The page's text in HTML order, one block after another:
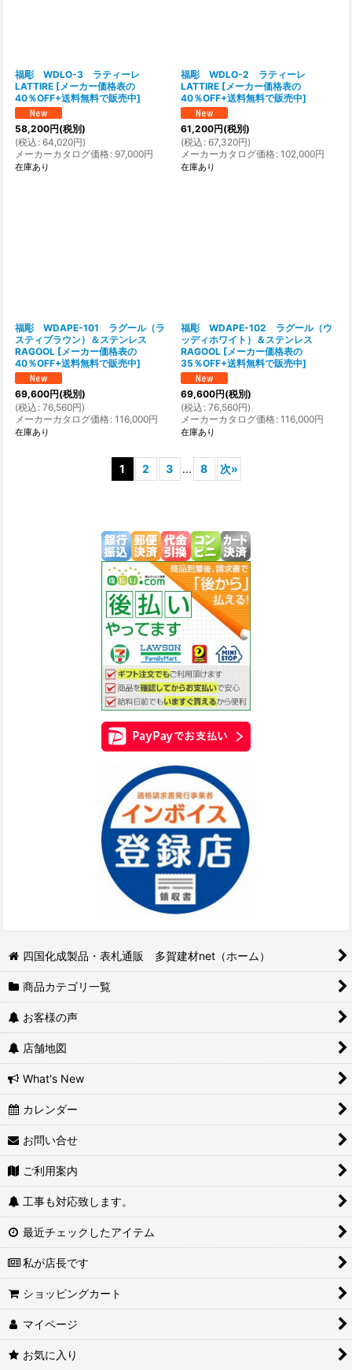
福彫 WDLO-3 ラティーレ
LATTIRE [ メーカー価格表の
40％OFF+送料無料で販売中]
58,200円(税別)
(税込 : 64,020円)
メーカーカタログ価格: 97,000円
在庫あり
福彫 WDLO-2 ラティーレ
LATTIRE [ メーカー価格表の
40％OFF+送料無料で販売中]
61,200円(税別)
(税込 : 67,320円)
メーカーカタログ価格: 102,000円
在庫あり
福彫 WDAPE-101 ラグール（ラ
スティブラウン）＆ステンレス
RAGOOL [ メーカー価格表の
40％OFF+送料無料で販売中]
69,600円(税別)
(税込 : 76,560円)
メーカーカタログ価格: 116,000円
在庫あり
福彫 WDAPE-102 ラグール（ウ
ッディホワイト）＆ステンレス
RAGOOL [ メーカー価格表の
35％OFF+送料無料で販売中]
69,600円(税別)
(税込 : 76,560円)
メーカーカタログ価格: 116,000円
在庫あり
1 2 3 ... 8 次»
四国化成製品・表札通販 多賀建材net（ホーム）
商品カテゴリ一覧
お客様の声
店舗地図
What's New
カレンダー
お問い合せ
ご利用案内
工事も対応致します。
最近チェックしたアイテム
私が店長です
ショッピングカート
マイページ
お気に入り